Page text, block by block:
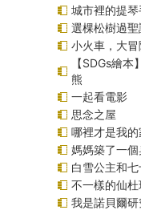
城市裡的提琴
選棵松樹過聖
小火車，大冒
【SDGs繪
熊
一起看電影
思念之屋
哪裡才是我的
媽媽築了一個
白雪公主和
不一樣的仙杜
我是諾貝爾研